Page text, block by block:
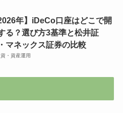
2026年】iDeCo口座はどこで開
る？選び方3基準と松井証
マネックス証券の比較
・資産運用